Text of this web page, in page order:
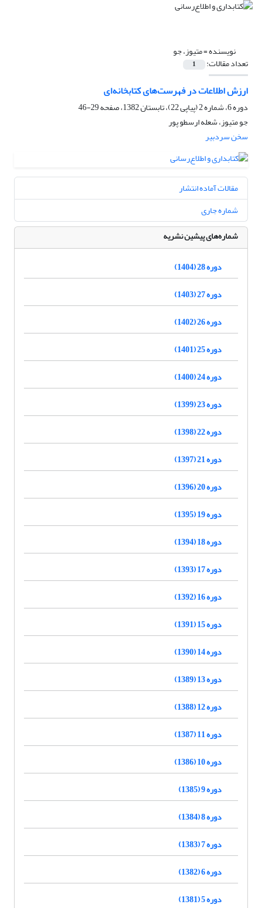
نویسنده =متیوز، جو
تعداد مقالات: 1
ارزش اطلاعات در فهرست‌های کتابخانه‌ای
دوره 6، شماره 2 (پیاپی 22)، تابستان 1382، صفحه
29-46
جو متیوز، شعله ارسطو پور
سخن سردبیر
مقالات آماده انتشار
شماره جاری
شماره‌های پیشین نشریه
دوره 28 (1404)
دوره 27 (1403)
دوره 26 (1402)
دوره 25 (1401)
دوره 24 (1400)
دوره 23 (1399)
دوره 22 (1398)
دوره 21 (1397)
دوره 20 (1396)
دوره 19 (1395)
دوره 18 (1394)
دوره 17 (1393)
دوره 16 (1392)
دوره 15 (1391)
دوره 14 (1390)
دوره 13 (1389)
دوره 12 (1388)
دوره 11 (1387)
دوره 10 (1386)
دوره 9 (1385)
دوره 8 (1384)
دوره 7 (1383)
دوره 6 (1382)
دوره 5 (1381)